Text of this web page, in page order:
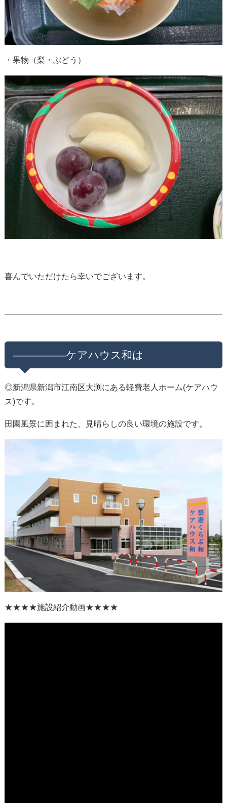
・果物（梨・ぶどう）
喜んでいただけたら幸いでございます。
—————ケアハウス和は
◎新潟県新潟市江南区大渕にある軽費老人ホーム(ケアハウ
ス)です。
田園風景に囲まれた、見晴らしの良い環境の施設です。
★★★★施設紹介動画★★★★